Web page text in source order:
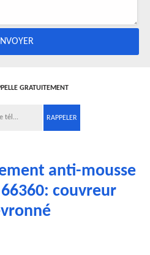
GRATUITEMENT
anti-mousse
couvreur